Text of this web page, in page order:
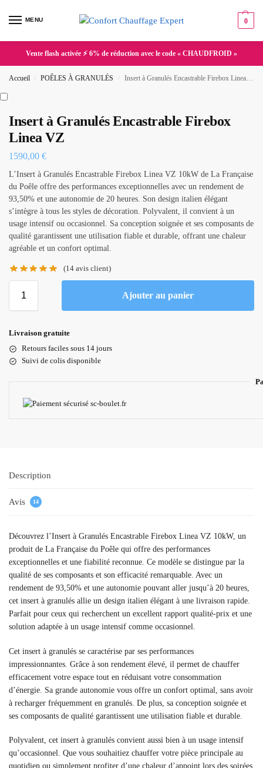
MENU 0
Vente flash activée ⚡ 6% de réduction avec le code « CHAUDFROID »
Accueil / POÊLES À GRANULÉS / Insert à Granulés Encastrable Firebox Linea VZ
Insert à Granulés Encastrable Firebox
Linea VZ
1590,00 €
L’Insert à Granulés Encastrable Firebox Linea VZ 10kW de La Française
du Poêle offre des performances exceptionnelles avec un rendement de
93,50% et une autonomie de 20 heures. Son design italien élégant
s’intègre à tous les styles de décoration. Polyvalent, il convient à un
usage intensif ou occasionnel. Sa conception soignée et ses composants de
qualité garantissent une utilisation fiable et durable, offrant une chaleur
agréable et un confort optimal.
(14 avis client)
Ajouter au panier
Livraison gratuite
Retours faciles sous 14 jours
Suivi de colis disponible
Description
Avis 14
Découvrez l’Insert à Granulés Encastrable Firebox Linea VZ 10kW, un
produit de La Française du Poêle qui offre des performances
exceptionnelles et une fiabilité reconnue. Ce modèle se distingue par la
qualité de ses composants et son efficacité remarquable. Avec un
rendement de 93,50% et une autonomie pouvant aller jusqu’à 20 heures,
cet insert à granulés allie un design italien élégant à une livraison rapide.
Parfait pour ceux qui recherchent un excellent rapport qualité-prix et une
solution adaptée à un usage intensif comme occasionnel.
Cet insert à granulés se caractérise par ses performances
impressionnantes. Grâce à son rendement élevé, il permet de chauffer
efficacement votre espace tout en réduisant votre consommation
d’énergie. Sa grande autonomie vous offre un confort optimal, sans avoir
à recharger fréquemment en granulés. De plus, sa conception soignée et
ses composants de qualité garantissent une utilisation fiable et durable.
Polyvalent, cet insert à granulés convient aussi bien à un usage intensif
qu’occasionnel. Que vous souhaitiez chauffer votre pièce principale au
quotidien ou simplement profiter d’une chaleur d’appoint lors des soirées